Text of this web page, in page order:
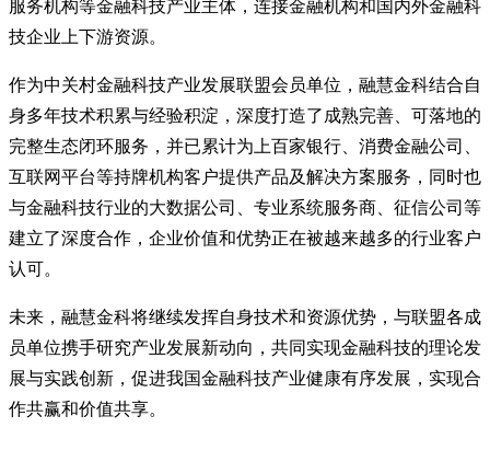
服务机构等金融科技产业主体，连接金融机构和国内外金融科
技企业上下游资源。
作为中关村金融科技产业发展联盟会员单位，融慧金科结合自
身多年技术积累与经验积淀，深度打造了成熟完善、可落地的
完整生态闭环服务，并已累计为上百家银行、消费金融公司、
互联网平台等持牌机构客户提供产品及解决方案服务，同时也
与金融科技行业的大数据公司、专业系统服务商、征信公司等
建立了深度合作，企业价值和优势正在被越来越多的行业客户
认可。
未来，融慧金科将继续发挥自身技术和资源优势，与联盟各成
员单位携手研究产业发展新动向，共同实现金融科技的理论发
展与实践创新，促进我国金融科技产业健康有序发展，实现合
作共赢和价值共享。